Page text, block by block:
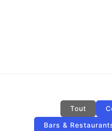
Tout
Bars &